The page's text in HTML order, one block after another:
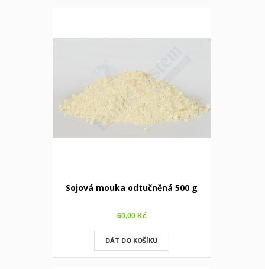
Sojová mouka odtučněná 500 g
60,00 Kč
DÁT DO KOŠÍKU